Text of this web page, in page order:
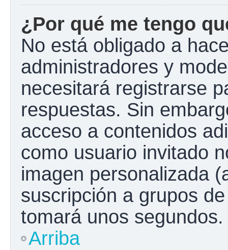
¿Por qué me tengo
No está obligado a
administradores y
necesitará registrarse
respuestas. Sin
acceso a contenidos
como usuario invitado
imagen personalizada
suscripción a grupos
tomará unos
Arriba